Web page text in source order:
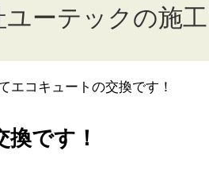
ユーテックの施
エコキュートの交換です！
です！